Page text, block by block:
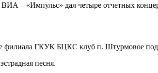
ВИА – «Импульс» дал четыре отчетных
филиала ГКУК БЦКС клуб п. Штурмовое под
песня.